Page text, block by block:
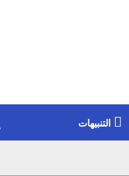
التنبيهات